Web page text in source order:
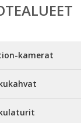
kamerat